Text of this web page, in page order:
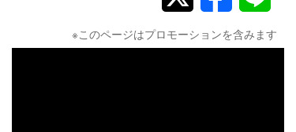
※このページはプロモーションを含みます